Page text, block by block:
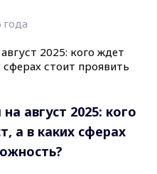
года
август 2025: кого
а в каких сферах